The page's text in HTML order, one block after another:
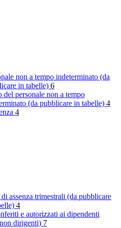
non a tempo indeterminato (da
in tabelle) 6
del personale non a tempo
(da pubblicare in tabelle) 4
4
di assenza trimestrali (da pubblicare
4
e autorizzati ai dipendenti
dirigenti) 7